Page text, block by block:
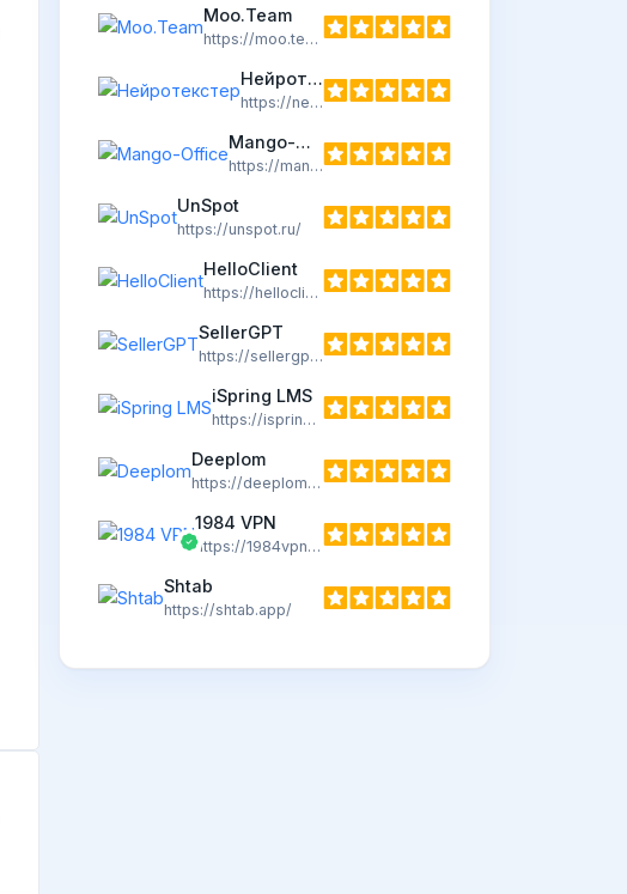
Moo.Team
https://moo.team/
Нейротекстер
https://neuro-texter.ru/
Mango-Office
https://mango-office.ru/
UnSpot
https://unspot.ru/
HelloClient
https://helloclient.by/
SellerGPT
https://sellergpt.ru/
iSpring LMS
https://ispring.ru/
Deeplom
https://deeplom.ru/
1984 VPN
https://1984vpn.com
Shtab
https://shtab.app/